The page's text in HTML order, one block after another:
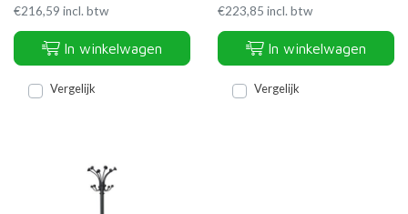
€216,59 incl. btw
In winkelwagen
Vergelijk
€223,85 incl. btw
In winkelwagen
Vergelijk